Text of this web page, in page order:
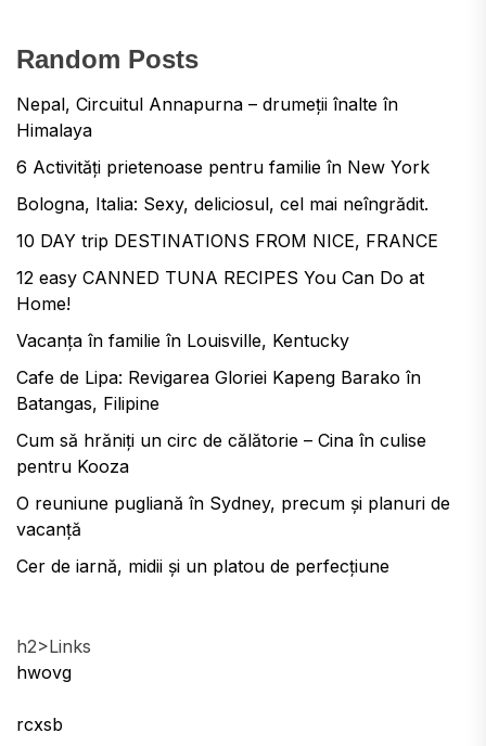
Random Posts
Nepal, Circuitul Annapurna – drumeții înalte în
Himalaya
6 Activități prietenoase pentru familie în New York
Bologna, Italia: Sexy, deliciosul, cel mai neîngrădit.
10 DAY trip DESTINATIONS FROM NICE, FRANCE
12 easy CANNED TUNA RECIPES You Can Do at
Home!
Vacanța în familie în Louisville, Kentucky
Cafe de Lipa: Revigarea Gloriei Kapeng Barako în
Batangas, Filipine
Cum să hrăniți un circ de călătorie – Cina în culise
pentru Kooza
O reuniune pugliană în Sydney, precum și planuri de
vacanță
Cer de iarnă, midii și un platou de perfecțiune
h2>Links
hwovg
rcxsb